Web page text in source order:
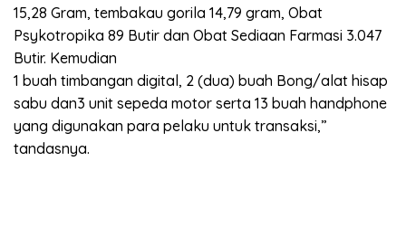
15,28 Gram, tembakau gorila 14,79 gram, Obat
Psykotropika 89 Butir dan Obat Sediaan Farmasi 3.047
Butir. Kemudian
1 buah timbangan digital, 2 (dua) buah Bong/alat hisap
sabu dan3 unit sepeda motor serta 13 buah handphone
yang digunakan para pelaku untuk transaksi,”
tandasnya.